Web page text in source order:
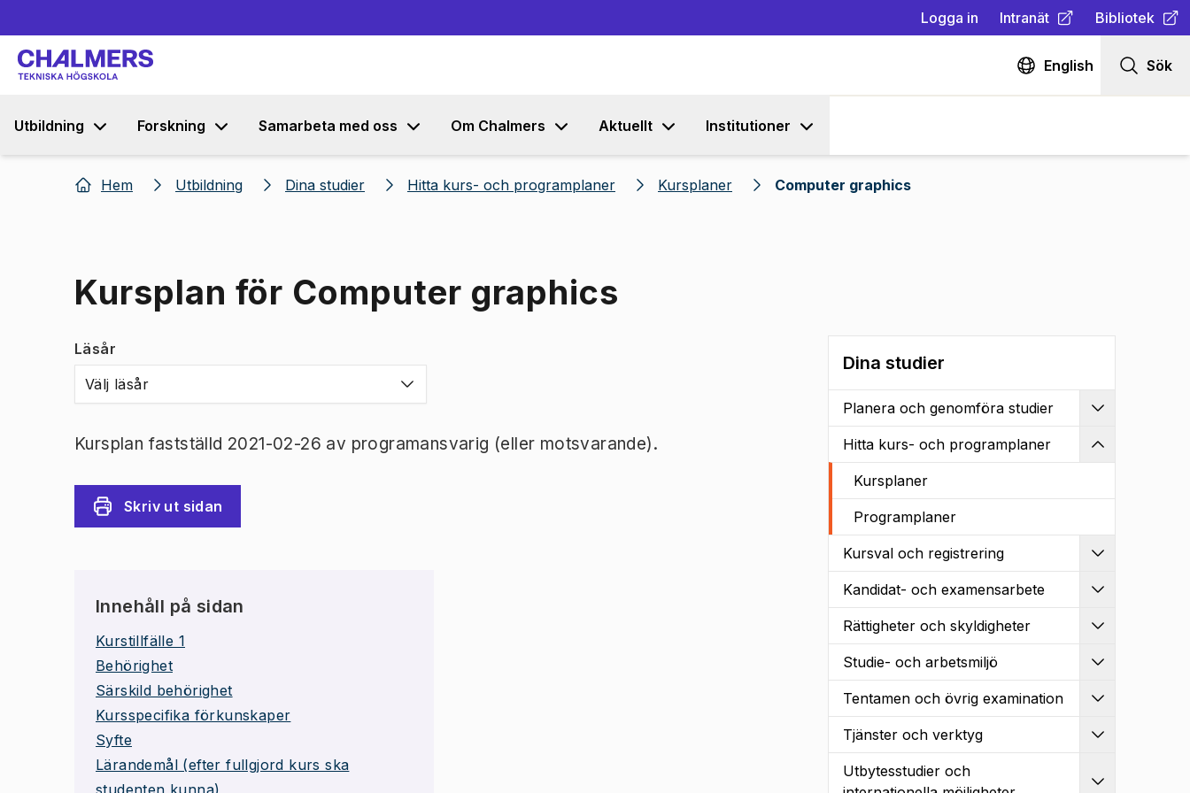
Logga in Intranät
(Öppnas i ny flik)
Bibliotek
(Öppnas i ny
English Sök
Utbildning Forskning Samarbeta med oss Om Chalmers Aktuellt Institutioner
Hem Utbildning Dina studier Hitta kurs- och programplaner Kursplaner Computer graphics
Kursplan för Computer graphics
Läsår
Välj läsår
Kursplan fastställd 2021-02-26 av programansvarig (eller motsvarande).
Skriv ut sidan
Innehåll på sidan
Kurstillfälle 1
Behörighet
Särskild behörighet
Kursspecifika förkunskaper
Syfte
Lärandemål (efter fullgjord kurs ska
studenten kunna)
Dina studier
Planera och genomföra studier
Hitta kurs- och programplaner
Kursplaner
Programplaner
Kursval och registrering
Kandidat- och examensarbete
Rättigheter och skyldigheter
Studie- och arbetsmiljö
Tentamen och övrig examination
Tjänster och verktyg
Utbytesstudier och